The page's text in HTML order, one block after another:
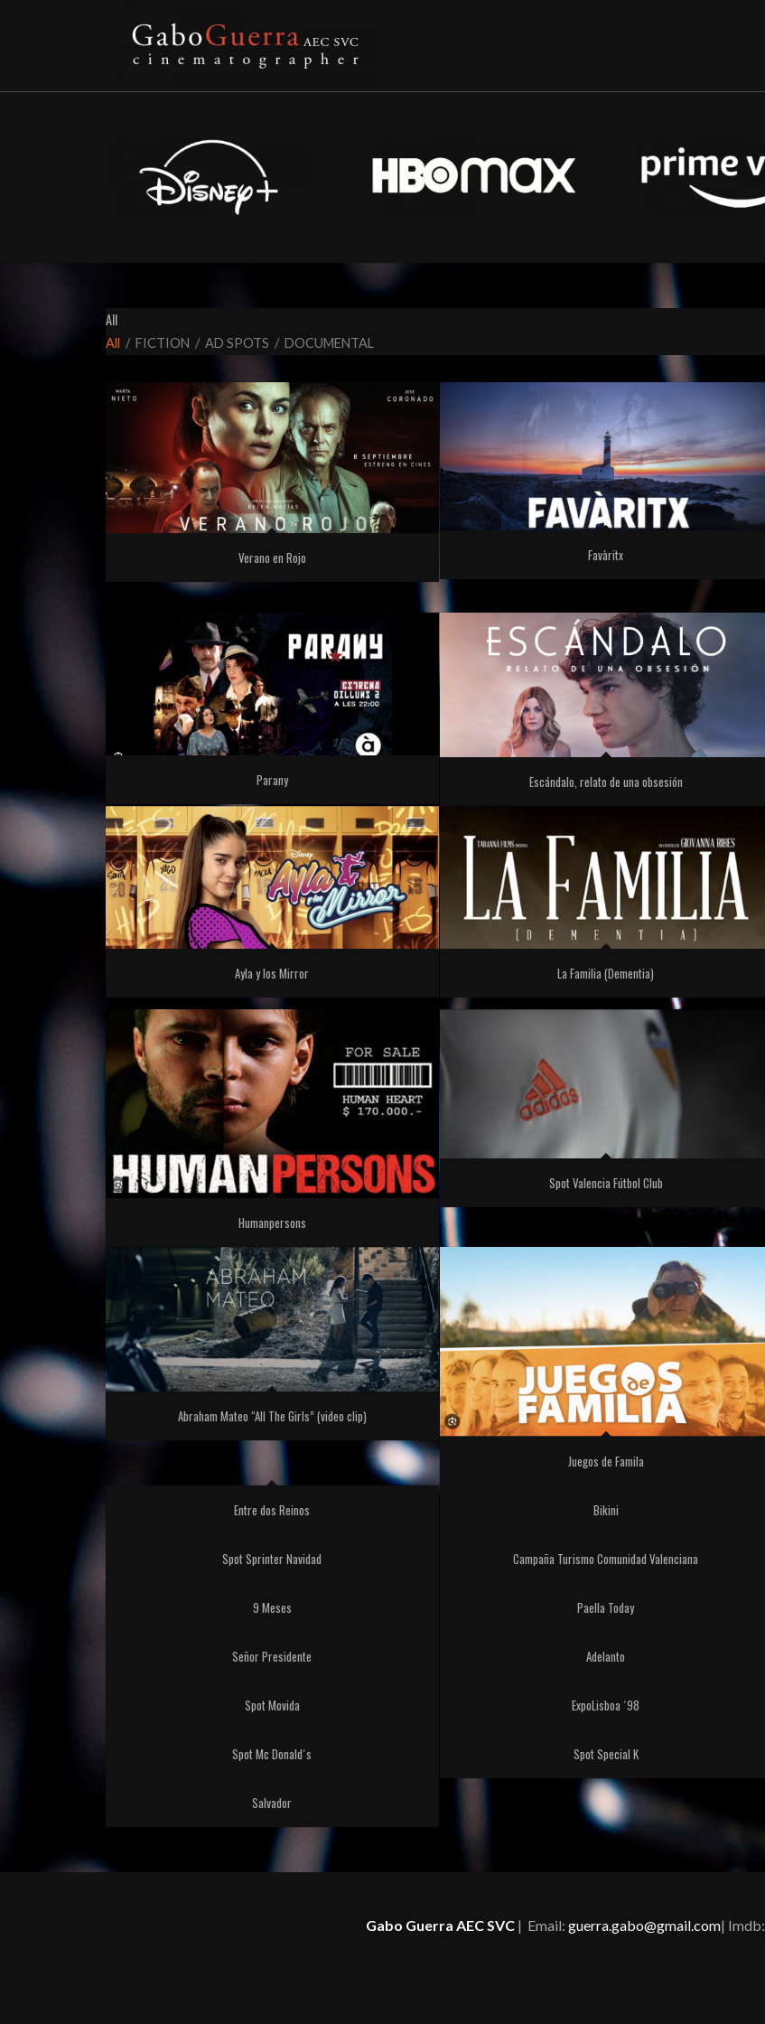
All
All / FICTION / AD SPOTS / DOCUMENTAL
Verano en Rojo
Favàritx
Parany Escándalo, relato de una obsesión
Ayla y los Mirror La Familia (Dementia)
Humanpersons
Spot Valencia Fútbol Club
Abraham Mateo “All The Girls” (video clip)
Juegos de Famila
Entre dos Reinos Bikini
Spot Sprinter Navidad Campaña Turismo Comunidad Valenciana
9 Meses Paella Today
Señor Presidente Adelanto
Spot Movida ExpoLisboa ´98
Spot Mc Donald´s Spot Special K
Salvador
Gabo Guerra AEC SVC| Email: guerra.gabo@gmail.com| Imdb: